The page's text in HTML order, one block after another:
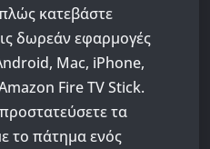
κατεβάστε
δωρεάν εφαρμογές
Mac, iPhone,
Fire TV Stick.
τα
το πάτημα ενός